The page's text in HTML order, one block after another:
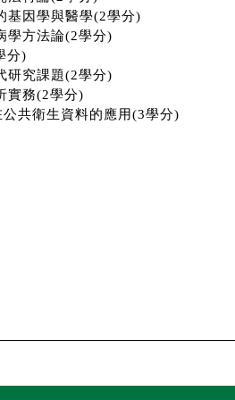
基因學與醫學(2學分)
學方法論(2學分)
分)
研究課題(2學分)
實務(2學分)
公共衛生資料的應用(3學分)